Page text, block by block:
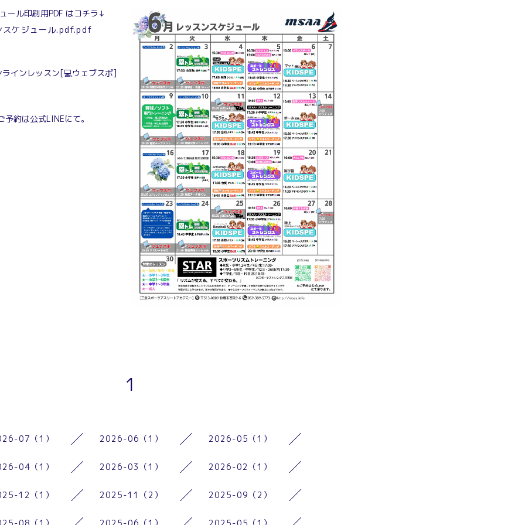
ール印刷用PDF はコチラ↓
ケジュール.pdf.pdf
インレッスン[💻️ウェブスポ]
予約は公式LINEにて。
1
07（1） 2026-06（1） 2026-05（1）
04（1） 2026-03（1） 2026-02（1）
12（1） 2025-11（2） 2025-09（2）
08（1） 2025-06（1） 2025-05（1）